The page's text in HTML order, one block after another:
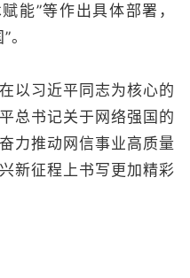
能”等作出具体部署，
。
习近平同志为核心的
总书记关于网络强国的
力推动网信事业高质量
新征程上书写更加精彩